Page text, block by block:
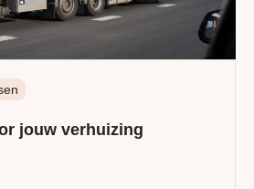
jouw verhuizing